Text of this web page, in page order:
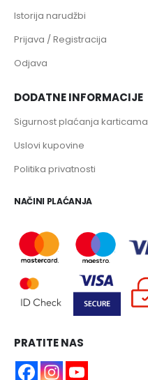
Istorija narudžbi
Prijava / Registracija
Odjava
DODATNE INFORMACIJE
Sigurnost plaćanja karticama
Uslovi kupovine
Politika privatnosti
NAČINI PLAĆANJA
PRATITE NAS